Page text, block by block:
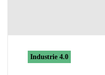
Industrie 4.0